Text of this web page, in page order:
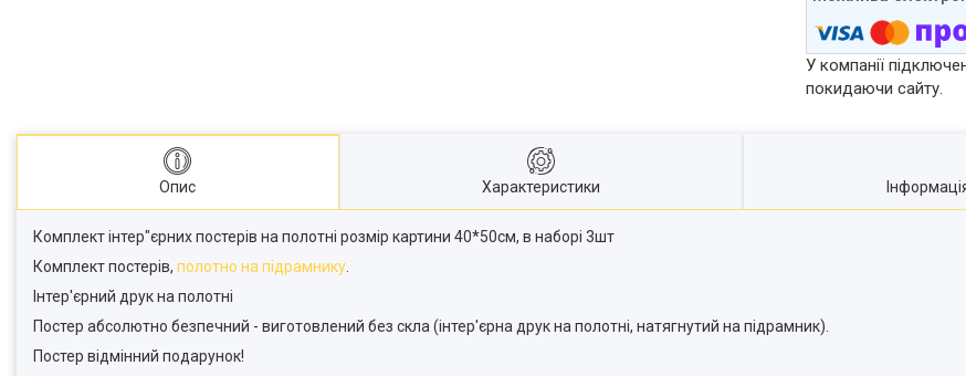
У компанії
покидаючи сайту.
Опис Характеристики
Комплект інтер"єрних постерів на полотні розмір картини 40*50см, в наборі 3шт
Комплект постерів, полотно на підрамнику
Інтер'єрний друк на полотні
Постер абсолютно безпечний - виготовлений без скла (інтер'єрна друк на полотні, натягнутий на підрамник).
Постер відмінний подарунок!